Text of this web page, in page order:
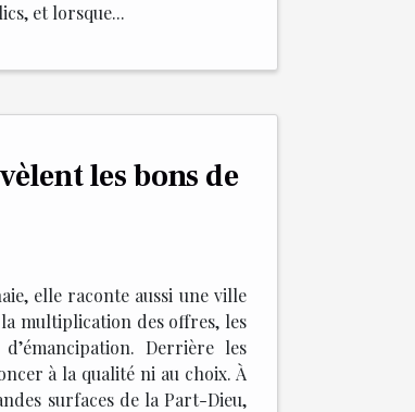
et lorsque...
les bons de
elle raconte aussi une ville
multiplication des offres, les
Derrière les
à la qualité ni au choix. À
surfaces de la Part-Dieu,